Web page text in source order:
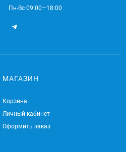
Пн-Вс 09:00—18:00
МАГАЗИН
Корзина
Личный кабинет
Оформить заказ